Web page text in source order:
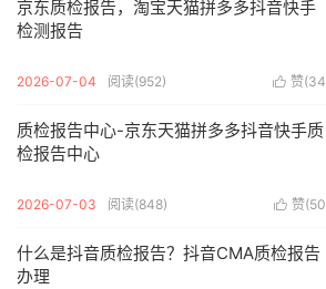
京东质检报告，淘宝天猫拼多多抖音快手
检测报告
 赞(34
2026-07-04 阅读(952)
质检报告中心-京东天猫拼多多抖音快手质
检报告中心
 赞(50
2026-07-03 阅读(848)
什么是抖音质检报告？抖音CMA质检报告
办理